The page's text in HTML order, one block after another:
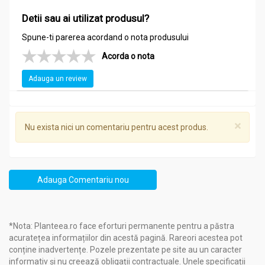
Detii sau ai utilizat produsul?
Spune-ti parerea acordand o nota produsului
Acorda o nota
Adauga un review
×
Nu exista nici un comentariu pentru acest produs.
Adauga Comentariu nou
*Nota: Planteea.ro face eforturi permanente pentru a păstra
acuratețea informațiilor din acestă pagină. Rareori acestea pot
conține inadvertențe. Pozele prezentate pe site au un caracter
informativ și nu creează obligații contractuale. Unele specificații